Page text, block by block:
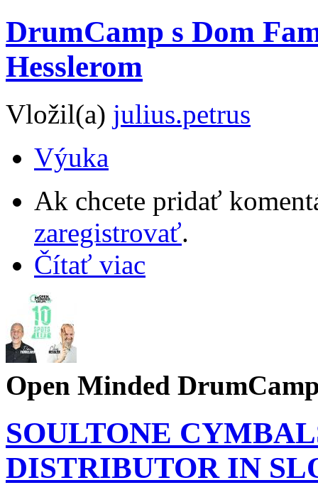
DrumCamp s Dom
Hesslerom
Vložil(a) julius.petrus
Výuka
Ak chcete pridať
zaregistrovať.
Čítať viac
Open Minded
SOULTONE
DISTRIBUTOR IN